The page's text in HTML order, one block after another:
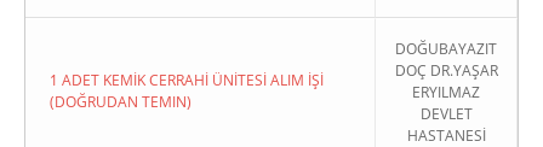
1 ADET KEMİK CERRAHİ ÜNİTESİ ALIM İŞİ
(DOĞRUDAN TEMIN)
DOĞUBAYAZIT
DOÇ DR.YAŞAR
ERYILMAZ
DEVLET
HASTANESİ